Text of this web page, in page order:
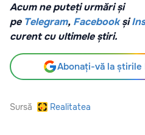
Acum ne puteți urmări și
pe Telegram, Facebookși
curent cu ultimele știri.
Abonați-vă la știrile
Sursă Realitatea